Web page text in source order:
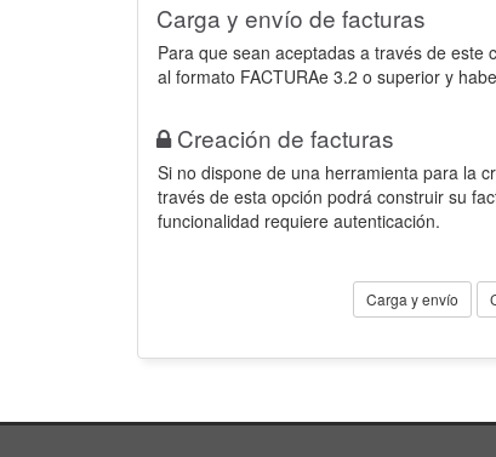
Carga y envío de facturas
Para que sean aceptadas a través de este
al formato FACTURAe 3.2 o superior y
Creación de facturas
Si no dispone de una herramienta para la
través de esta opción podrá construir su
funcionalidad requiere autenticación.
Carga y envío